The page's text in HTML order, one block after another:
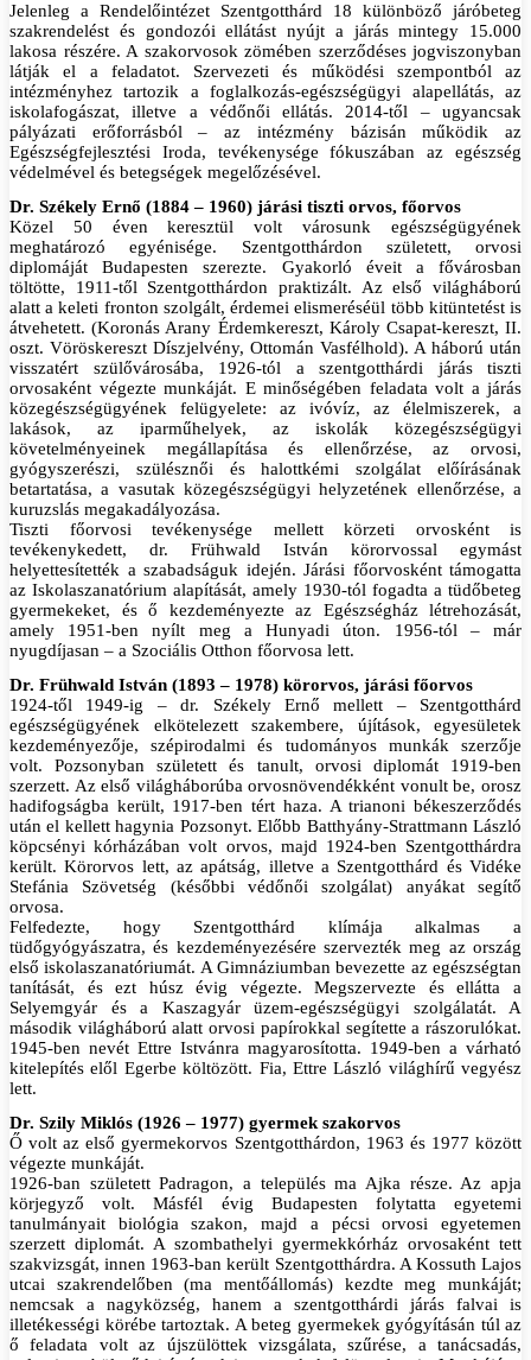
Jelenleg a Rendelőintézet Szentgotthárd 18 különböző járóbeteg
szakrendelést és gondozói ellátást nyújt a járás mintegy 15.000
lakosa részére. A szakorvosok zömében szerződéses jogviszonyban
látják el a feladatot. Szervezeti és működési szempontból az
intézményhez tartozik a foglalkozás-egészségügyi alapellátás, az
iskolafogászat, illetve a védőnői ellátás. 2014-től – ugyancsak
pályázati erőforrásból – az intézmény bázisán működik az
Egészségfejlesztési Iroda, tevékenysége fókuszában az egészség
védelmével és betegségek megelőzésével.
Dr. Székely Ernő (1884 – 1960) járási tiszti orvos, főorvos
Közel 50 éven keresztül volt városunk egészségügyének
meghatározó egyénisége. Szentgotthárdon született, orvosi
diplomáját Budapesten szerezte. Gyakorló éveit a fővárosban
töltötte, 1911-től Szentgotthárdon praktizált. Az első világháború
alatt a keleti fronton szolgált, érdemei elismeréséül több kitüntetést is
átvehetett. (Koronás Arany Érdemkereszt, Károly Csapat-kereszt, II.
oszt. Vöröskereszt Díszjelvény, Ottomán Vasfélhold). A háború után
visszatért szülővárosába, 1926-tól a szentgotthárdi járás tiszti
orvosaként végezte munkáját. E minőségében feladata volt a járás
közegészségügyének felügyelete: az ivóvíz, az élelmiszerek, a
lakások, az iparműhelyek, az iskolák közegészségügyi
követelményeinek megállapítása és ellenőrzése, az orvosi,
gyógyszerészi, szülésznői és halottkémi szolgálat előírásának
betartatása, a vasutak közegészségügyi helyzetének ellenőrzése, a
kuruzslás megakadályozása.
Tiszti főorvosi tevékenysége mellett körzeti orvosként is
tevékenykedett, dr. Frühwald István körorvossal egymást
helyettesítették a szabadságuk idején. Járási főorvosként támogatta
az Iskolaszanatórium alapítását, amely 1930-tól fogadta a tüdőbeteg
gyermekeket, és ő kezdeményezte az Egészségház létrehozását,
amely 1951-ben nyílt meg a Hunyadi úton. 1956-tól – már
nyugdíjasan – a Szociális Otthon főorvosa lett.
Dr. Frühwald István (1893 – 1978) körorvos, járási főorvos
1924-től 1949-ig – dr. Székely Ernő mellett – Szentgotthárd
egészségügyének elkötelezett szakembere, újítások, egyesületek
kezdeményezője, szépirodalmi és tudományos munkák szerzője
volt. Pozsonyban született és tanult, orvosi diplomát 1919-ben
szerzett. Az első világháborúba orvosnövendékként vonult be, orosz
hadifogságba került, 1917-ben tért haza. A trianoni békeszerződés
után el kellett hagynia Pozsonyt. Előbb Batthyány-Strattmann László
köpcsényi kórházában volt orvos, majd 1924-ben Szentgotthárdra
került. Körorvos lett, az apátság, illetve a Szentgotthárd és Vidéke
Stefánia Szövetség (későbbi védőnői szolgálat) anyákat segítő
orvosa.
Felfedezte, hogy Szentgotthárd klímája alkalmas a
tüdőgyógyászatra, és kezdeményezésére szervezték meg az ország
első iskolaszanatóriumát. A Gimnáziumban bevezette az egészségtan
tanítását, és ezt húsz évig végezte. Megszervezte és ellátta a
Selyemgyár és a Kaszagyár üzem-egészségügyi szolgálatát. A
második világháború alatt orvosi papírokkal segítette a rászorulókat.
1945-ben nevét Ettre Istvánra magyarosította. 1949-ben a várható
kitelepítés elől Egerbe költözött. Fia, Ettre László világhírű vegyész
lett.
Dr. Szily Miklós (1926 – 1977) gyermek szakorvos
Ő volt az első gyermekorvos Szentgotthárdon, 1963 és 1977 között
végezte munkáját.
1926-ban született Padragon, a település ma Ajka része. Az apja
körjegyző volt. Másfél évig Budapesten folytatta egyetemi
tanulmányait biológia szakon, majd a pécsi orvosi egyetemen
szerzett diplomát. A szombathelyi gyermekkórház orvosaként tett
szakvizsgát, innen 1963-ban került Szentgotthárdra. A Kossuth Lajos
utcai szakrendelőben (ma mentőállomás) kezdte meg munkáját;
nemcsak a nagyközség, hanem a szentgotthárdi járás falvai is
illetékességi körébe tartoztak. A beteg gyermekek gyógyításán túl az
ő feladata volt az újszülöttek vizsgálata, szűrése, a tanácsadás,